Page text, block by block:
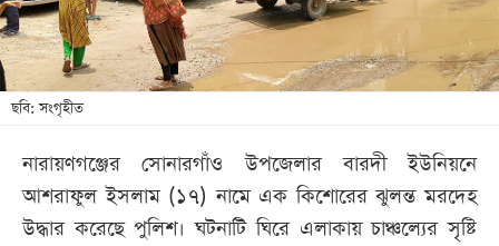
লাইফ
স্টাইল
শিক্ষা
সব
বিভাগ
ছবি: সংগৃহীত
নারায়ণগঞ্জের সোনারগাঁও উপজেলার বারদী ইউনিয়নে
আশরাফুল ইসলাম (১৭) নামে এক কিশোরের ঝুলন্ত মরদেহ
উদ্ধার করেছে পুলিশ। ঘটনাটি ঘিরে এলাকায় চাঞ্চল্যের সৃষ্টি